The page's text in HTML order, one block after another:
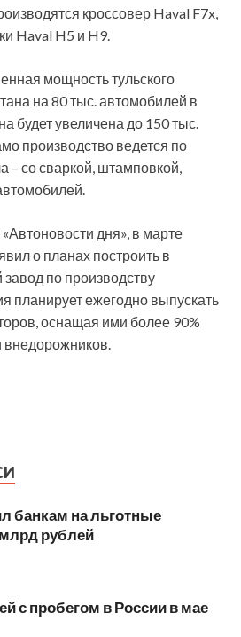
кроссовер Haval F7x,
Haval H5 и H9.
мощность тульского
на 80 тыс. автомобилей в
будет увеличена до 150 тыс.
производство ведется по
– со сваркой, штамповкой,
дня», в марте
о планах построить в
по производству
планирует ежегодно выпускать
оснащая ими более 90%
внедорожников.
банкам на льготные
рублей
с пробегом в России в мае